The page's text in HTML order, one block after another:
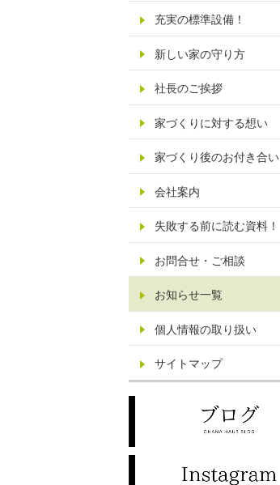
充実の標準設備！
新しい家の守り方
社長のご挨拶
家づくりに対する想い
家づくり後のお付き合い
会社案内
失敗する前に読む資料！
お問合せ・ご相談
お知らせ一覧
個人情報の取り扱い
サイトマップ